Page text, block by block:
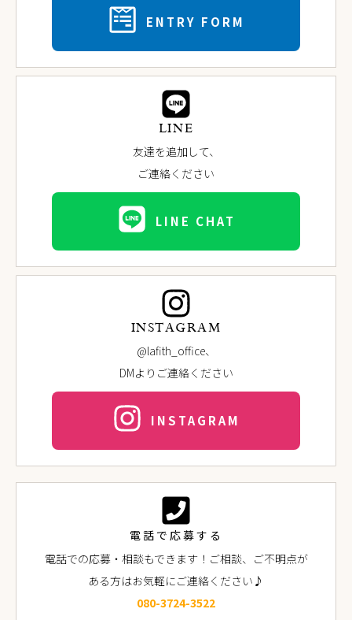
INSTAGRAM
@lafith_office、
DMよりご連絡ください
INSTAGRAM
LINE
友達を追加して、
ご連絡ください
LINE CHAT
ENTRY FORM
電話で応募する
電話での応募・相談もできます！ご相談、ご不明点が
ある方はお気軽にご連絡ください♪
080-3724-3522